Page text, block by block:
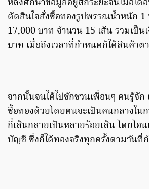
หลังศึกษาข้อมูลอยู่สักระยะจนเมื่อเ
ตัดสินใจสั่งซื้อทองรูปพรรณน้ำหนัก 1
17,000 บาท จำนวน 15 เส้น รวมเป็น
บาท เมื่อถึงเวลาที่กำหนดก็ได้สินค้าต
จากนั้นจนได้ไปชักชวนเพื่อนๆ คนรู้จัก
ซื้อทองด้วยโดยตนจะเป็นคนกลางใน
กี่เส้นกลายเป็นหลายร้อยเส้น โดยโอ
บัญชี ซึ่งก็ได้ทองจริงทุกครั้งตามวันที่